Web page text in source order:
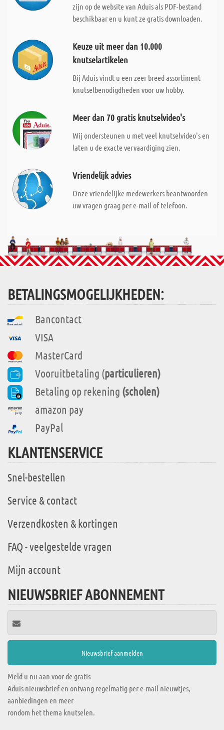
zijn op de website van Aduis als PDF-bestand
beschikbaar en u kunt ze gratis downloaden.
Keuze uit meer dan 10.000
knutselartikelen
Bij Aduis vindt u een zeer breed assortiment
knutselbenodigdheden voor uw hobby.
Meer dan 70 gratis knutselvideo's
Wij ondersteunen u met veel knutselvideo's en
laten u de exacte vervaardiging zien.
Vriendelijk advies
Onze vriendelijke medewerkers beantwoorden
uw vragen graag per e-mail of telefoon.
BETALINGSMOGELIJKHEDEN:
Bancontact
VISA
MasterCard
Vooruitbetaling (particulieren)
Betaling op rekening (scholen)
amazon pay
PayPal
KLANTENSERVICE
Snel-bestellen
Service & contact
Verzendkosten & kortingen
FAQ - veelgestelde vragen
Mijn account
NIEUWSBRIEF ABONNEMENT
Meld u nu aan voor de gratis
Aduis nieuwsbrief en ontvang regelmatig per e-mail nieuwtjes,
aanbiedingen en meer
rondom het thema knutselen.